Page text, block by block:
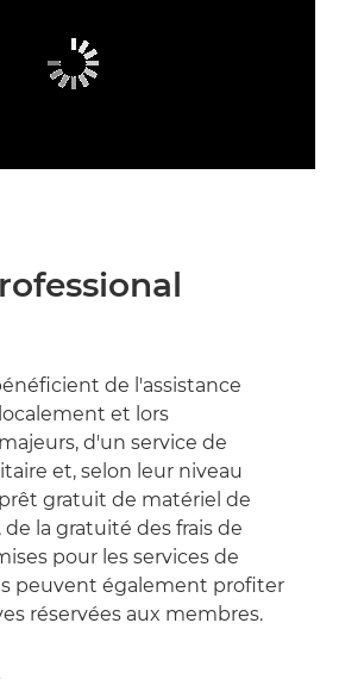
de l'assistance
et lors
d'un service de
et, selon leur niveau
gratuit de matériel de
la gratuité des frais de
pour les services de
peuvent également profiter
réservées aux membres.